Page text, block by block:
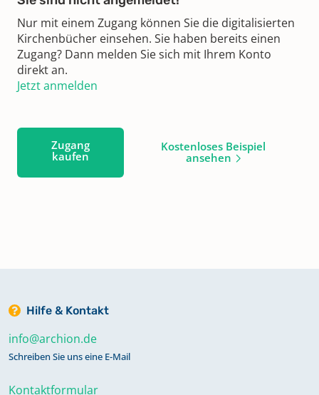
Nur mit einem Zugang können Sie die digitalisierten
Kirchenbücher einsehen. Sie haben bereits einen
Zugang? Dann melden Sie sich mit Ihrem Konto
direkt an.
Jetzt anmelden
Zugang
kaufen
Kostenloses Beispiel
ansehen
Hilfe & Kontakt
info@archion.de
Schreiben Sie uns eine E-Mail
Kontaktformular